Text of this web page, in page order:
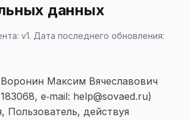
данных
v1. Дата последнего обновления:
Максим Вячеславович
e‑mail: help@sovaed.ru)
Пользователь, действуя